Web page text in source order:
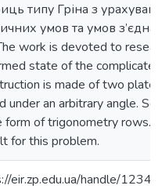
типу Гріна з
умов та умов
work is devoted to
state of the
is made of two
under an arbitrary angle.
form of trigonometry rows.
for this problem.
eir.zp.edu.ua/handle/